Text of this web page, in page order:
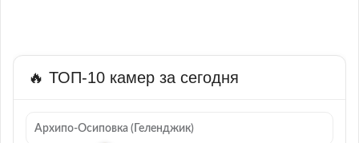
🔥 ТОП-10 камер за сегодня
Архипо-Осиповка (Геленджик)